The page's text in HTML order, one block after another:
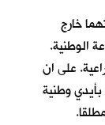
خارج
الوطنية.
على ان
وطنية